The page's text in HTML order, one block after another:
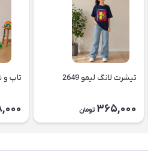
تیشرت لانگ لیمو 2649
365,000 تومان
تاپ و